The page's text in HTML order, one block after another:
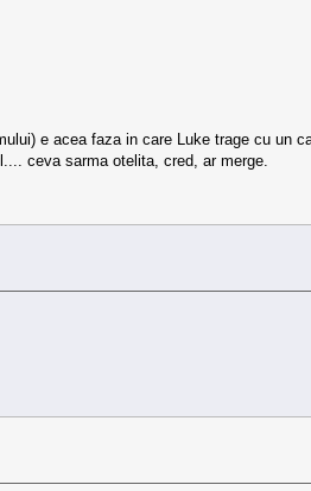
e acea faza in care Luke trage cu un
ceva sarma otelita, cred, ar merge.